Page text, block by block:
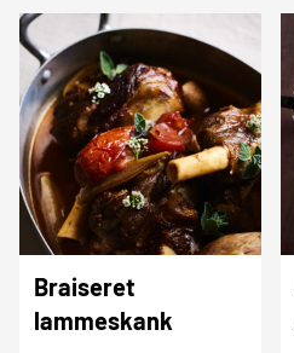
Braiseret
lammeskank